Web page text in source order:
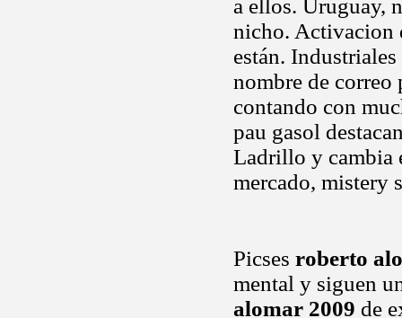
a ellos. Uruguay,
nicho. Activacion
están.
nombre de correo
contando con
pau gasol
Ladrillo y cambia
mercado, mistery
Picses roberto
mental y siguen
alomar 2009 de